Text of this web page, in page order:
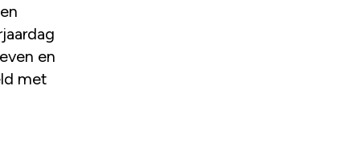
en
met